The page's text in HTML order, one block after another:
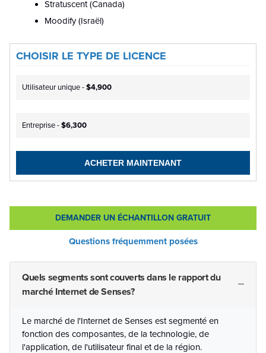
Stratuscent (Canada)
Moodify (Israël)
CHOISIR LE TYPE DE LICENCE
Utilisateur unique -$4,900
Entreprise -$6,300
ACHETER MAINTENANT
DEMANDER UN ÉCHANTILLON GRATUIT
Questions fréquemment posées
Quels segments sont couverts dans le rapport du
marché Internet de Senses?
Le marché de l'Internet de Senses est segmenté en
fonction des composantes, de la technologie, de
l'application, de l'utilisateur final et de la région.